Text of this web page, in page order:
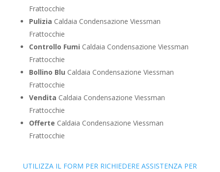
Frattocchie
Pulizia Caldaia Condensazione Viessman
Frattocchie
Controllo Fumi Caldaia Condensazione Viessman
Frattocchie
Bollino Blu Caldaia Condensazione Viessman
Frattocchie
Vendita Caldaia Condensazione Viessman
Frattocchie
Offerte Caldaia Condensazione Viessman
Frattocchie
UTILIZZA IL FORM PER RICHIEDERE ASSISTENZA PER